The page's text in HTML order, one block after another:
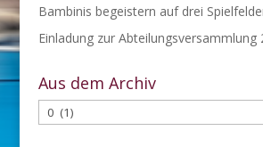
Bambinis begeistern auf drei
Einladung zur Abteilungsversammlung
Aus dem Archiv
Aus
dem